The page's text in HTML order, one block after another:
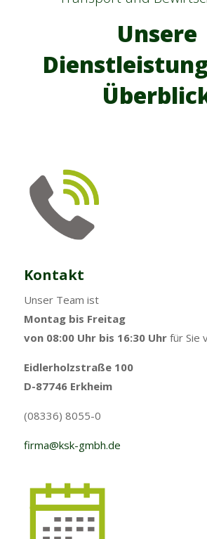
Unsere
Kontakt
Unser Team ist
Montag bis Freitag
von 08:00 Uhr bis 16:30 Uhr für Sie
Eidlerholzstraße 100
D-87746 Erkheim
(08336) 8055-0
firma@ksk-gmbh.de